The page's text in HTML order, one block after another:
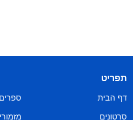
תפריט
דף הבית
ספרים
סרטונים